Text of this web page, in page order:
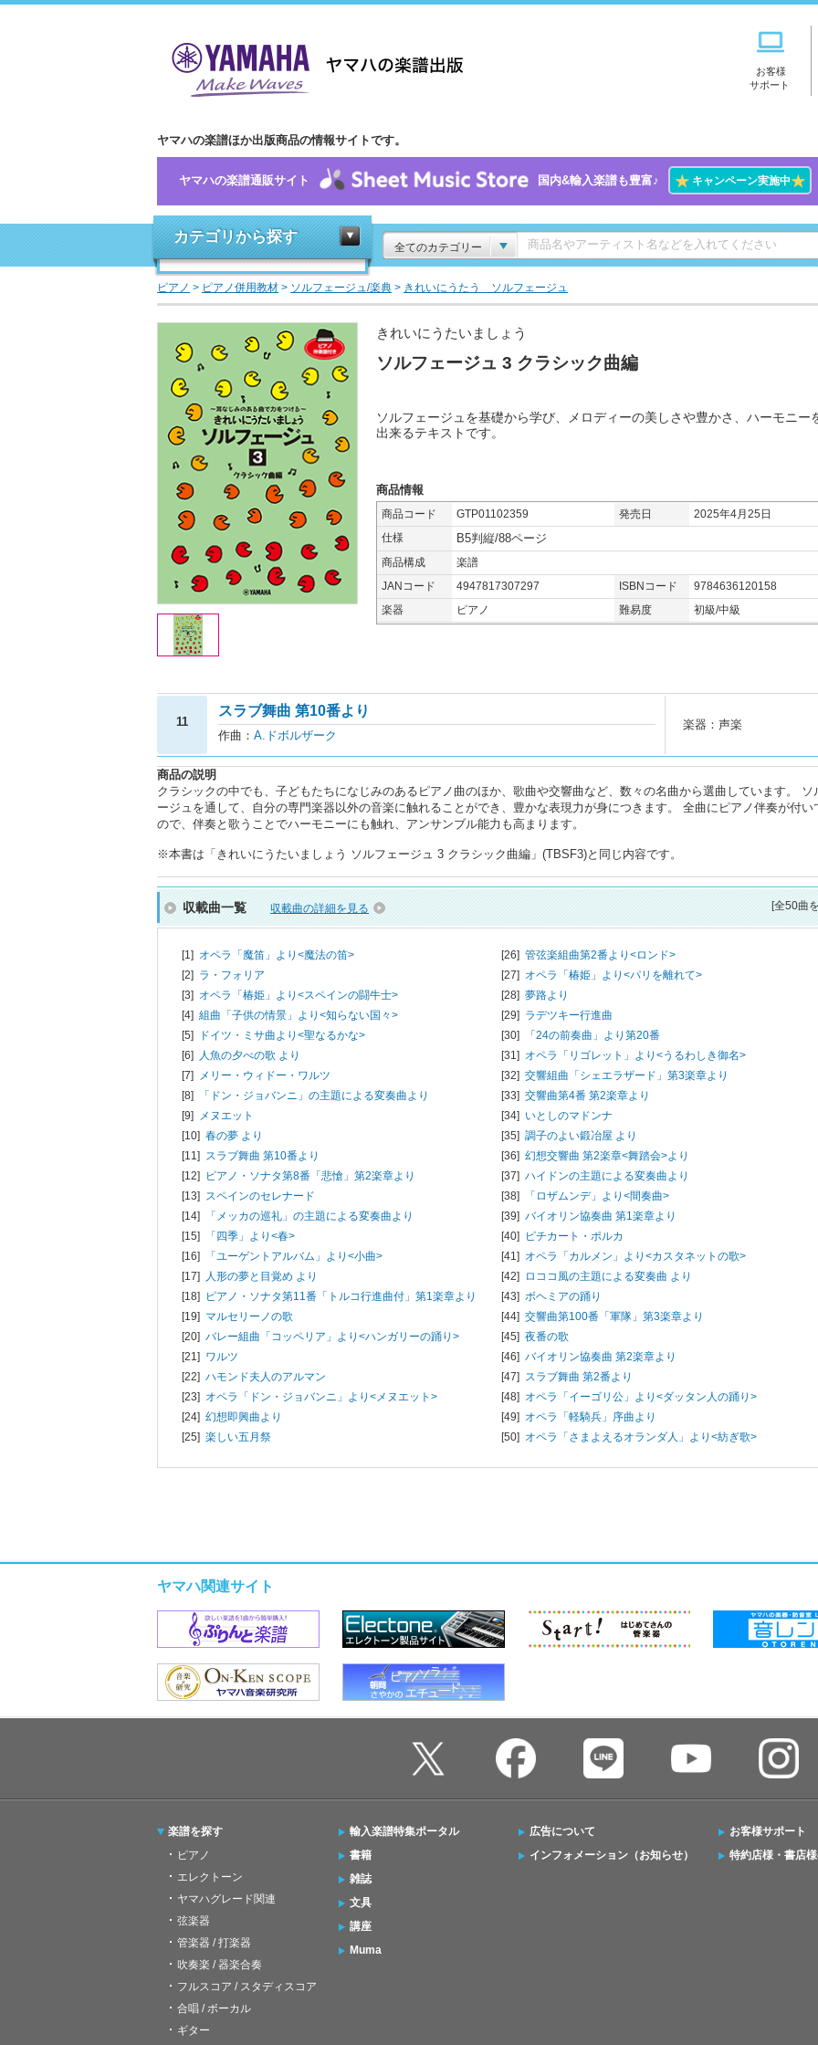
お客様
サポート
ヤマハの楽譜ほか出版商品の情報サイトです。
ヤマハの楽譜通販サイト 国内&輸入楽譜も豊富♪ ★キャンペーン実施中★
カテゴリから探す
全てのカテゴリー
ピアノ > ピアノ併用教材 > ソルフェージュ/楽典 > きれいにうたう ソルフェージュ
きれいにうたいましょう
ソルフェージュ 3 クラシック曲編
ソルフェージュを基礎から学び、メロディーの美しさや豊かさ、ハーモニー
出来るテキストです。
商品情報
商品コード GTP01102359 発売日
2025年4月25日
仕様
B5判縦/88ページ
商品構成
楽譜
JANコード
4947817307297 ISBNコード
9784636120158
楽器
ピアノ 難易度 初級/中級
11
スラブ舞曲 第10番より
作曲： A.ドボルザーク
楽器：声楽
商品の説明
クラシックの中でも、子どもたちになじみのあるピアノ曲のほか、歌曲や交響曲など、数々の名曲から選曲しています。 ソ
ージュを通して、自分の専門楽器以外の音楽に触れることができ、豊かな表現力が身につきます。 全曲にピアノ伴奏が付い
ので、伴奏と歌うことでハーモニーにも触れ、アンサンブル能力も高まります。
※本書は「きれいにうたいましょう ソルフェージュ 3 クラシック曲編」(TBSF3)と同じ内容です。
収載曲一覧 収載曲の詳細を見る [全50曲
[1] オペラ「魔笛」より<魔法の笛>
[2] ラ・フォリア
[3] オペラ「椿姫」より<スペインの闘牛士>
[4] 組曲「子供の情景」より<知らない国々>
[5]
ドイツ・ミサ曲より<聖なるかな>
[6] 人魚の夕べの歌 より
[7] メリー・ウィドー・ワルツ
[8]
「ドン・ジョバンニ」の主題による変奏曲より
[9] メヌエット
[10] 春の夢 より
[11] スラブ舞曲 第10番より
[12] ピアノ・ソナタ第8番「悲愴」第2楽章より
[13] スペインのセレナード
[14]
「メッカの巡礼」の主題による変奏曲より
[15]
「四季」より<春>
[16]
「ユーゲントアルバム」より<小曲>
[17] 人形の夢と目覚め より
[18] ピアノ・ソナタ第11番「トルコ行進曲付」第1楽章より
[19] マルセリーノの歌
[20] バレー組曲「コッペリア」より<ハンガリーの踊り>
[21] ワルツ
[22] ハモンド夫人のアルマン
[23] オペラ「ドン・ジョバンニ」より<メヌエット>
[24] 幻想即興曲より
[25] 楽しい五月祭
[26] 管弦楽組曲第2番より<ロンド>
[27] オペラ「椿姫」より<パリを離れて>
[28] 夢路より
[29] ラデツキー行進曲
[30]
「24の前奏曲」より第20番
[31] オペラ「リゴレット」より<うるわしき御名>
[32] 交響組曲「シェエラザード」第3楽章より
[33] 交響曲第4番 第2楽章より
[34] いとしのマドンナ
[35] 調子のよい鍛冶屋 より
[36] 幻想交響曲 第2楽章<舞踏会>より
[37] ハイドンの主題による変奏曲より
[38]
「ロザムンデ」より<間奏曲>
[39] バイオリン協奏曲 第1楽章より
[40] ピチカート・ポルカ
[41] オペラ「カルメン」より<カスタネットの歌>
[42] ロココ風の主題による変奏曲 より
[43] ボヘミアの踊り
[44] 交響曲第100番「軍隊」第3楽章より
[45] 夜番の歌
[46] バイオリン協奏曲 第2楽章より
[47] スラブ舞曲 第2番より
[48] オペラ「イーゴリ公」より<ダッタン人の踊り>
[49] オペラ「軽騎兵」序曲より
[50] オペラ「さまよえるオランダ人」より<紡ぎ歌>
ヤマハ関連サイト
楽譜を探す
ピアノ
エレクトーン
ヤマハグレード関連
弦楽器
管楽器 / 打楽器
吹奏楽 / 器楽合奏
フルスコア / スタディスコア
合唱 / ボーカル
ギター
輸入楽譜特集ポータル
書籍
雑誌
文具
講座
Muma
広告について
インフォメーション（お知らせ）
お客様サポート
特約店様・書店